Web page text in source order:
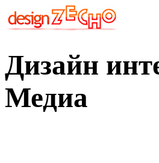
Дизайн
Медиа